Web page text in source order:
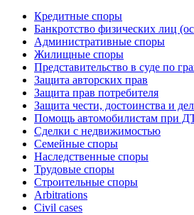
Кредитные споры
Банкротство физических лиц
Административные споры
Жилищные споры
Представительство в суде по
Защита авторских прав
Защита прав потребителя
Защита чести, достоинства и
Помощь автомобилистам при
Сделки с недвижимостью
Семейные споры
Наследственные споры
Трудовые споры
Строительные споры
Arbitrations
Civil cases